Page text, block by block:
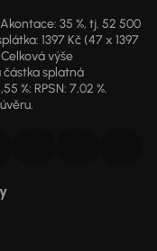
35 %, tj. 52 500
1397 Kč (47 x 1397
výše
částka splatná
%; RPSN: 7,02 %.